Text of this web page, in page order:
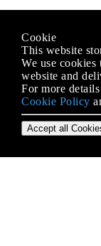
Cookie
This website
We use cookies
website and
For more
Cookie Policy
Accept all